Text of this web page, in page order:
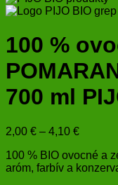
100 %
700 ml
2,00 € – 4,10 €Price
2,00 €
through
100 % BIO ovocné a
aróm, farbív a